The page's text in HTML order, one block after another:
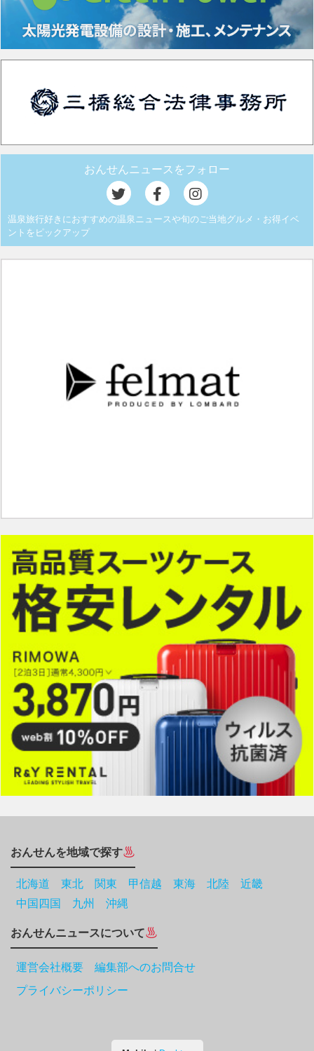
おんせんニュースをフォロー
温泉旅行好きにおすすめの温泉ニュースや旬のご当地グルメ・お得イベ
ントをピックアップ
おんせんを地域で探す
北海道 東北 関東 甲信越 東海 北陸
近畿
中国四国
九州 沖縄
おんせんニュースについて
運営会社概要 編集部へのお問合せ
プライバシーポリシー